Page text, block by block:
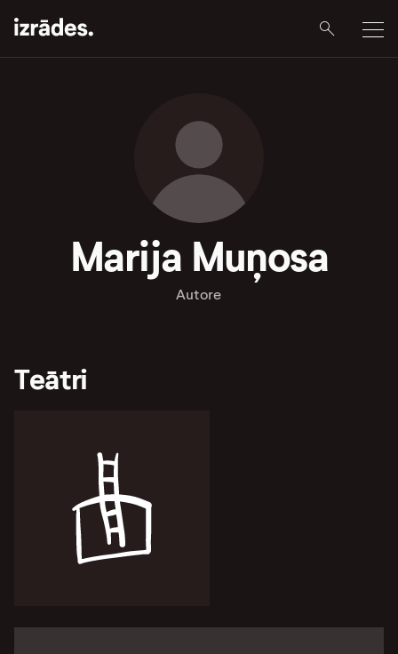
Marija Muņosa
Autore
Teātri